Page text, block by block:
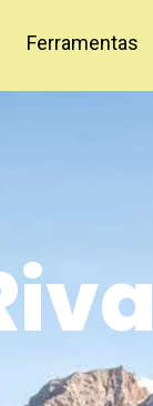
Ferramentas